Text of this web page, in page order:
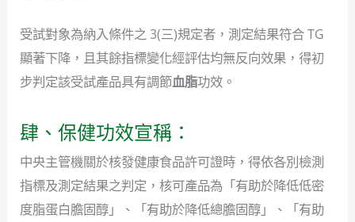
受試對象為納入條件之 3(三)規定者，測定結果符合 TG
顯著下降，且其餘指標變化經評估均無反向效果，得初
步判定該受試產品具有調節血脂功效。
肆、保健功效宣稱：
中央主管機關於核發健康食品許可證時，得依各別檢測
指標及測定結果之判定，核可產品為「有助於降低低密
度脂蛋白膽固醇」、「有助於降低總膽固醇」、「有助